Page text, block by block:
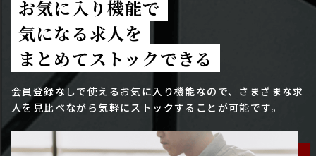
お気に入り機能で
気になる求人を
まとめてストックできる
会員登録なしで使えるお気に入り機能なので、さまざまな求
人を見比べながら気軽にストックすることが可能です。